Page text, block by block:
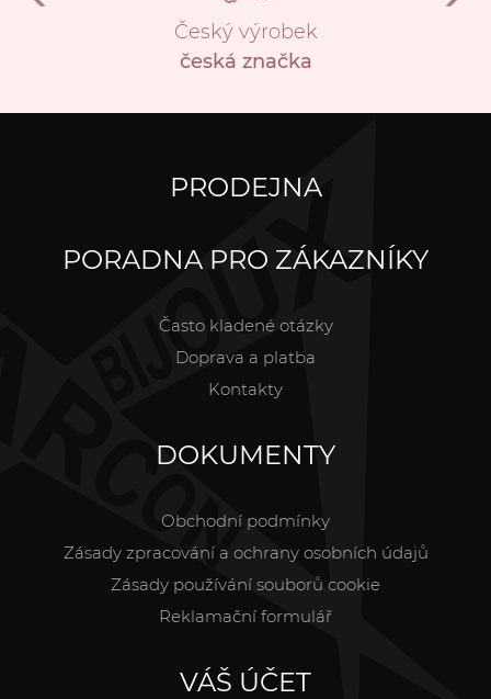
Český výrobek
česká značka
PRODEJNA
PORADNA PRO ZÁKAZNÍKY
Často kladené otázky
Doprava a platba
Kontakty
DOKUMENTY
Obchodní podmínky
Zásady zpracování a ochrany osobních údajů
Zásady používání souborů cookie
Reklamační formulář
VÁŠ ÚČET